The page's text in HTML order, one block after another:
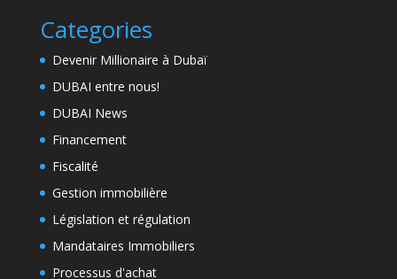
Categories
Devenir Millionaire à Dubaï
DUBAI entre nous!
DUBAI News
Financement
Fiscalité
Gestion immobilière
Législation et régulation
Mandataires Immobiliers
Processus d'achat